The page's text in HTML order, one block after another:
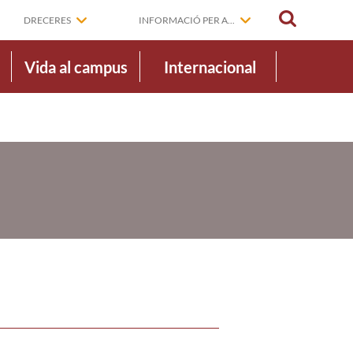
DRECERES INFORMACIÓ PER A...
Vida al campus Internacional